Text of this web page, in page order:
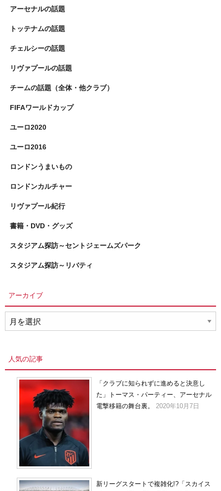
アーセナルの話題
トッテナムの話題
チェルシーの話題
リヴァプールの話題
チームの話題（全体・他クラブ）
FIFAワールドカップ
ユーロ2020
ユーロ2016
ロンドンうまいもの
ロンドンカルチャー
リヴァプール紀行
書籍・DVD・グッズ
スタジアム探訪～セントジェームズパーク
スタジアム探訪～リバティ
アーカイブ
ー
人気の記事
「クラブに知られずに進めると決意し
た」トーマス・パーティー、アーセナル
電撃移籍の舞台裏。
2020年10月7日
新リーグスタートで複雑化!?「スカイス